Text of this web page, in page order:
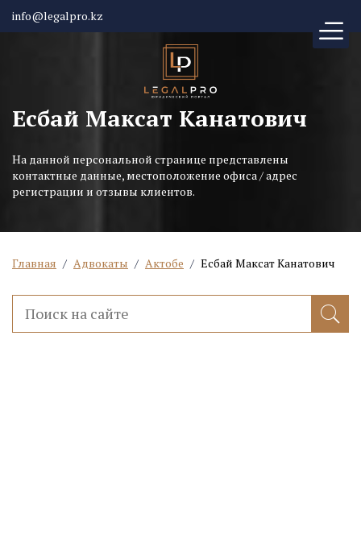
info@legalpro.kz
Есбай Максат Канатович
На данной персональной странице представлены
контактные данные, местоположение офиса / адрес
регистрации и отзывы клиентов.
Главная / Адвокаты / Актобе / Есбай Максат Канатович